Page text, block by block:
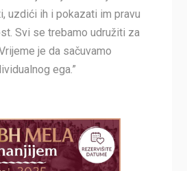
uzdići ih i pokazati im pravu
Svi se trebamo udružiti za
je da sačuvamo
ega.”